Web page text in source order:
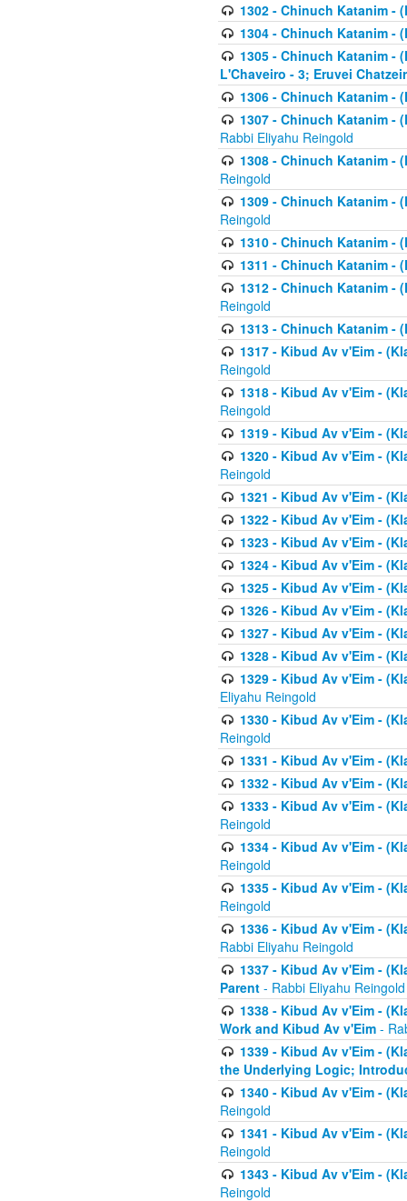
1302 - Chinuch Katanim -
1304 - Chinuch Katanim -
1305 - Chinuch Katanim -
L'Chaveiro - 3; Eruvei
1306 - Chinuch Katanim -
1307 - Chinuch Katanim -
Rabbi Eliyahu Reingold
1308 - Chinuch Katanim -
Reingold
1309 - Chinuch Katanim -
Reingold
1310 - Chinuch Katanim -
1311 - Chinuch Katanim -
1312 - Chinuch Katanim -
Reingold
1313 - Chinuch Katanim -
1317 - Kibud Av v'Eim -
Reingold
1318 - Kibud Av v'Eim -
Reingold
1319 - Kibud Av v'Eim -
1320 - Kibud Av v'Eim -
Reingold
1321 - Kibud Av v'Eim -
1322 - Kibud Av v'Eim -
1323 - Kibud Av v'Eim -
1324 - Kibud Av v'Eim -
1325 - Kibud Av v'Eim -
1326 - Kibud Av v'Eim -
1327 - Kibud Av v'Eim -
1328 - Kibud Av v'Eim -
1329 - Kibud Av v'Eim -
Eliyahu Reingold
1330 - Kibud Av v'Eim -
Reingold
1331 - Kibud Av v'Eim -
1332 - Kibud Av v'Eim -
1333 - Kibud Av v'Eim -
Reingold
1334 - Kibud Av v'Eim -
Reingold
1335 - Kibud Av v'Eim -
Reingold
1336 - Kibud Av v'Eim -
Rabbi Eliyahu Reingold
1337 - Kibud Av v'Eim -
Parent - Rabbi Eliyahu Reingold
1338 - Kibud Av v'Eim -
Work and Kibud Av v'Eim -
1339 - Kibud Av v'Eim -
the Underlying Logic;
1340 - Kibud Av v'Eim -
Reingold
1341 - Kibud Av v'Eim -
Reingold
1343 - Kibud Av v'Eim -
Reingold